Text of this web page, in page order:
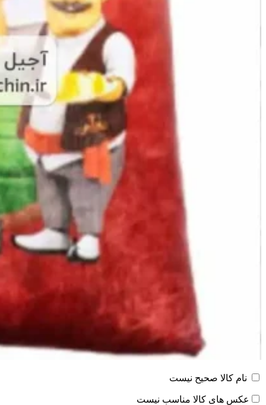
نام کالا صحیح نیست
عکس های کالا مناسب نیست